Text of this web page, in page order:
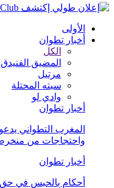
الأولى
أخبار تطوان
الكل
المضيق الفنيدق
مرتيل
سبته المحتلة
وادي لو
أخبار تطوان
المغرب التطواني
واحتجاجات من
أخبار تطوان
أحكام بالحبس في